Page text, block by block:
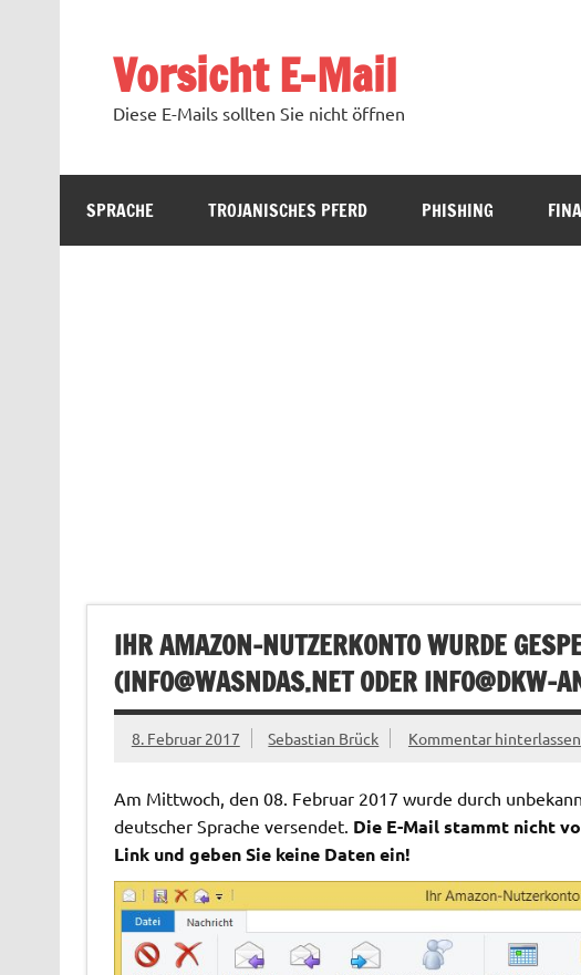
Vorsicht E-Mail
Diese E-Mails sollten Sie nicht öffnen
SPRACHE TROJANISCHES PFERD PHISHING
IHR AMAZON-NUTZERKONTO WURDE
(INFO@WASNDAS.NETODERINFO@DKW-
8. Februar 2017 Sebastian Brück Kommentar hinterlassen
Am Mittwoch, den 08. Februar 2017 wurde durch
deutscher Sprache versendet. Die E-Mail stammt nicht
Link und geben Sie keine Daten ein!